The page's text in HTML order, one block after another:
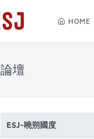
HOME
論壇
ESJ-曉朔國度